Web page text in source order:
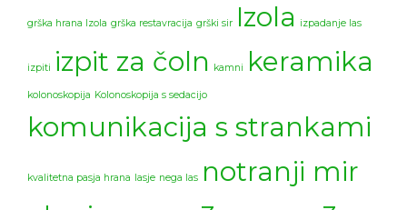
grška hrana Izola grška restavracija grški sir Izola izpadanje las
izpiti izpit za čoln kamni keramika
kolonoskopija Kolonoskopija s sedacijo
komunikacija s strankami
kvalitetna pasja hrana lasje nega las notranji mir